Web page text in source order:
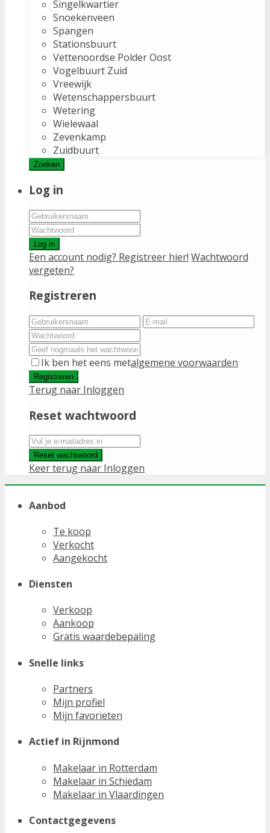
Singelkwartier
Snoekenveen
Spangen
Stationsbuurt
Vettenoordse Polder Oost
Vogelbuurt Zuid
Vreewijk
Wetenschappersbuurt
Wetering
Wielewaal
Zevenkamp
Zuidbuurt
Zoeken
Log in
Log in
Een account nodig? Registreer hier! Wachtwoord
vergeten?
Registreren
Ik ben het eens metalgemene voorwaarden
Registreren
Terug naar Inloggen
Reset wachtwoord
Reset wachtwoord
Keer terug naar Inloggen
Aanbod
Te koop
Verkocht
Aangekocht
Diensten
Verkoop
Aankoop
Gratis waardebepaling
Snelle links
Partners
Mijn profiel
Mijn favorieten
Actief in Rijnmond
Makelaar in Rotterdam
Makelaar in Schiedam
Makelaar in Vlaardingen
Contactgegevens